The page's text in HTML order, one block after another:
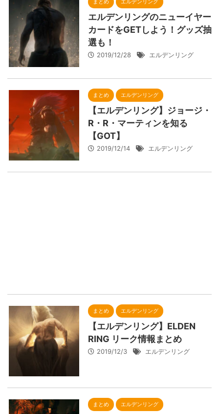
まとめ エルデンリング
エルデンリングのニューイヤー
カードをGETしよう！グッズ抽
選も！
2019/12/28 エルデンリング
まとめ エルデンリング
【エルデンリング】ジョージ・
R・R・マーティンを知る
【GOT】
2019/12/14 エルデンリング
まとめ エルデンリング
【エルデンリング】ELDEN
RING リーク情報まとめ
2019/12/3 エルデンリング
まとめ エルデンリング